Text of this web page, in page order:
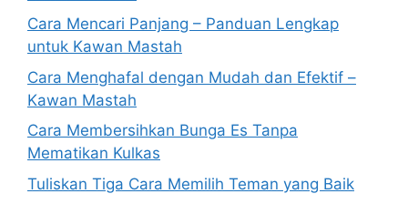
Cara Mencari Panjang – Panduan Lengkap
untuk Kawan Mastah
Cara Menghafal dengan Mudah dan Efektif –
Kawan Mastah
Cara Membersihkan Bunga Es Tanpa
Mematikan Kulkas
Tuliskan Tiga Cara Memilih Teman yang Baik